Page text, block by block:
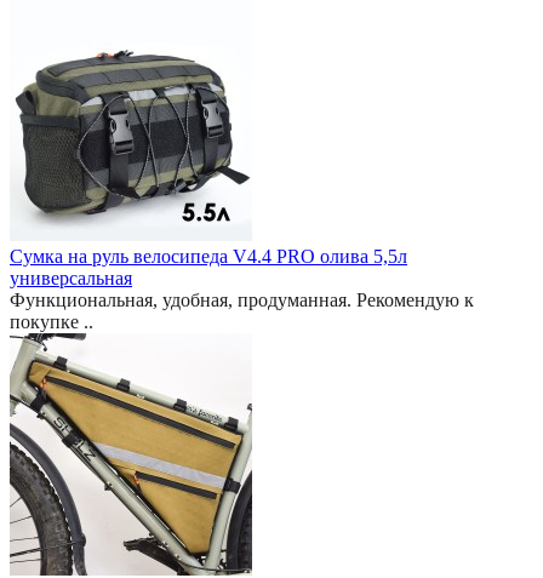
Сумка на руль велосипеда V4.4 PRO олива 5,5л
универсальная
Функциональная, удобная, продуманная. Рекомендую к
покупке ..